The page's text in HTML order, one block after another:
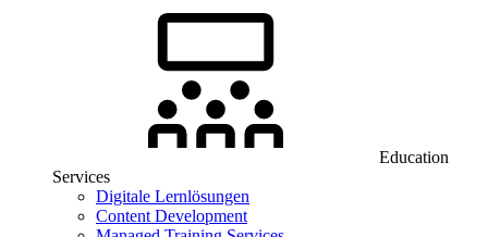
Education
Services
Digitale Lernlösungen
Content Development